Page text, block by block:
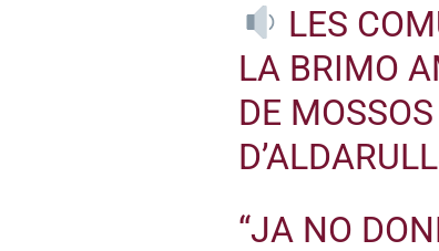
LES
LA BRIMO
DE
“JA NO